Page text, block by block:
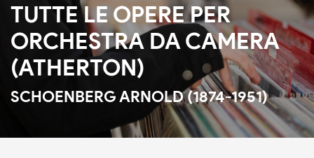
TUTTE LE OPERE PER
ORCHESTRA DA CAMERA
(ATHERTON)
SCHOENBERG ARNOLD (1874-1951)